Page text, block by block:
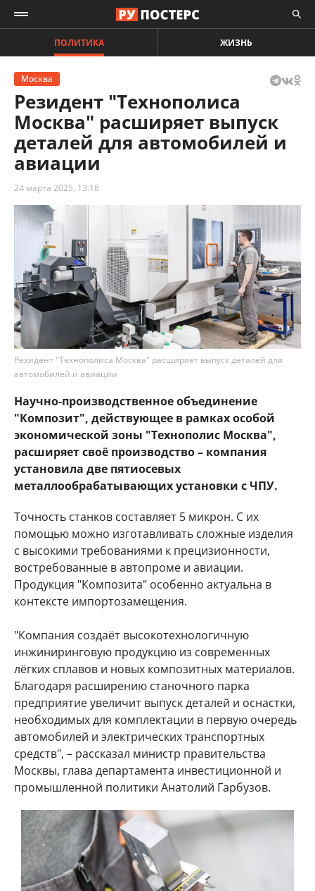
ПОЛИТИКА ЖИЗНЬ
Москва
Резидент "Технополиса
Москва" расширяет выпуск
деталей для автомобилей и
авиации
24 марта 2025, 13:18
Резидент "Технополиса Москва" расширяет выпуск деталей для
автомобилей и авиации
Научно-производственное объединение
"Композит", действующее в рамках особой
экономической зоны "Технополис Москва",
расширяет своё производство – компания
установила две пятиосевых
металлообрабатывающих установки с ЧПУ.
Точность станков составляет 5 микрон. С их
помощью можно изготавливать сложные изделия
с высокими требованиями к прецизионности,
востребованные в автопроме и авиации.
Продукция "Композита" особенно актуальна в
контексте импортозамещения.
"Компания создаёт высокотехнологичную
инжиниринговую продукцию из современных
лёгких сплавов и новых композитных материалов.
Благодаря расширению станочного парка
предприятие увеличит выпуск деталей и оснастки,
необходимых для комплектации в первую очередь
автомобилей и электрических транспортных
средств", – рассказал министр правительства
Москвы, глава департамента инвестиционной и
промышленной политики Анатолий Гарбузов.